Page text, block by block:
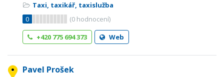
Taxi, taxikář, taxislužba
0
(0 hodnocení)
+420 775 694 373
Web
Pavel Prošek